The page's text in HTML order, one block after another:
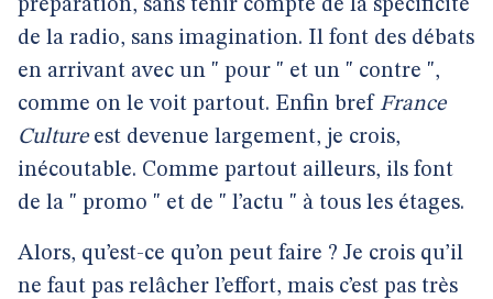
préparation, sans tenir compte de la spécificité
de la radio, sans imagination. Il font des débats
en arrivant avec un " pour " et un " contre ",
comme on le voit partout. Enfin bref France
Cultureest devenue largement, je crois,
inécoutable. Comme partout ailleurs, ils font
de la " promo " et de " l’actu " à tous les étages.
Alors, qu’est-ce qu’on peut faire ? Je crois qu’il
ne faut pas relâcher l’effort, mais c’est pas très